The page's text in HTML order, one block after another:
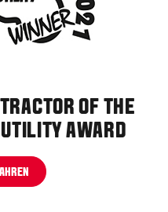
OF THE
AWARD